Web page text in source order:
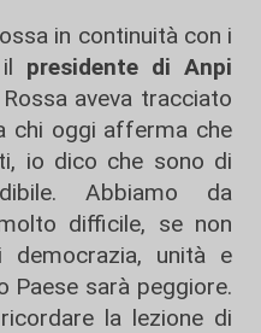
in continuità con i
presidente di Anpi
aveva tracciato
chi oggi afferma che
io dico che sono di
Abbiamo da
difficile, se non
unità e
Paese sarà peggiore.
la lezione di